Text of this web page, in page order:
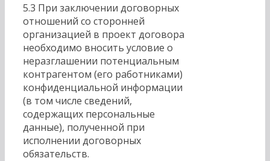
5.3 При заключении договорных
отношений со сторонней
организацией в проект договора
необходимо вносить условие о
неразглашении потенциальным
контрагентом (его работниками)
конфиденциальной информации
(в том числе сведений,
содержащих персональные
данные), полученной при
исполнении договорных
обязательств.